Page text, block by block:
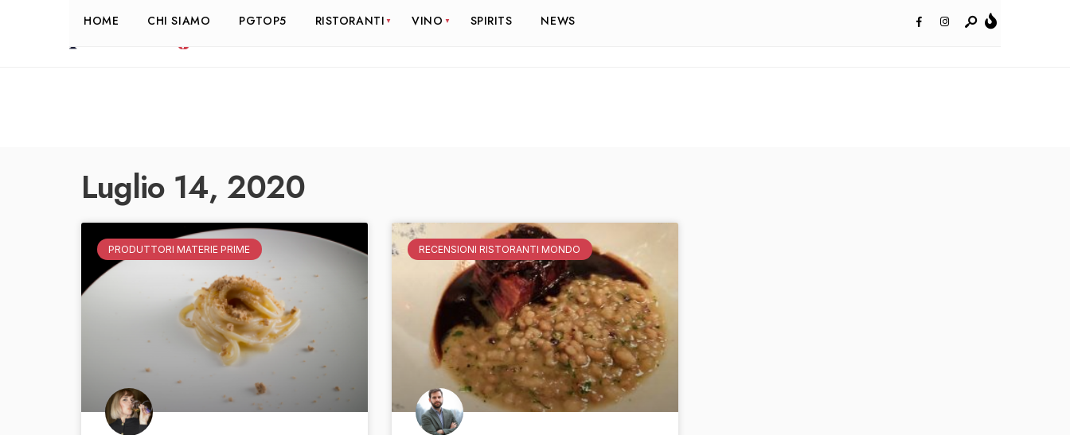
HOME CHI SIAMO PGTOP5 RISTORANTI VINO SPIRITS NEWS
Luglio 14, 2020
PRODUTTORI MATERIE PRIME RECENSIONI RISTORANTI MONDO